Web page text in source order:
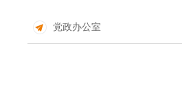
党政办公室